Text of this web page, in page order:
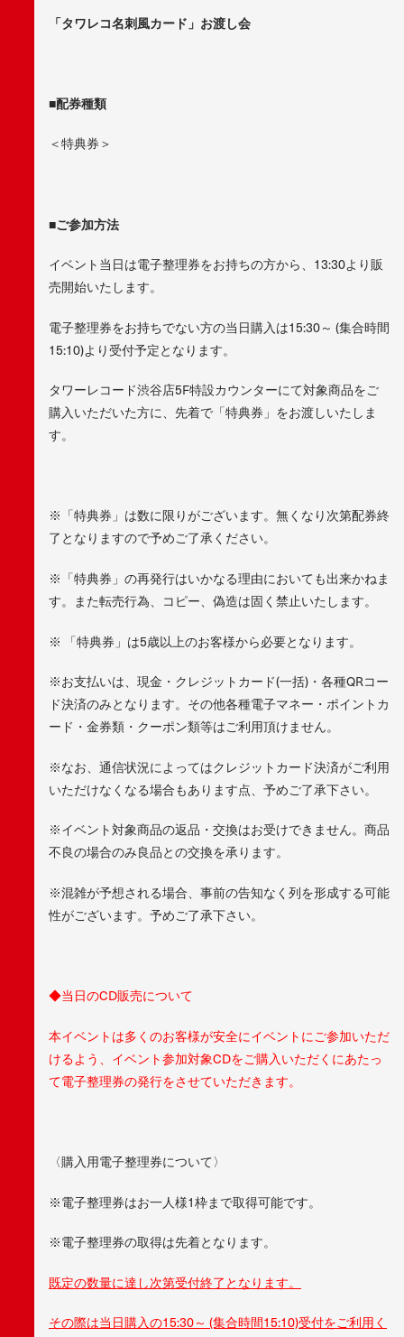
「タワレコ名刺風カード」お渡し会
■配券種類
＜特典券＞
■ご参加方法
イベント当日は電子整理券をお持ちの方から、13:30より販
売開始いたします。
電子整理券をお持ちでない方の当日購入は15:30～ (集合時間
15:10)より受付予定となります。
タワーレコード渋谷店5F特設カウンターにて対象商品をご
購入いただいた方に、先着で「特典券」をお渡しいたしま
す。
※「特典券」は数に限りがございます。無くなり次第配券終
了となりますので予めご了承ください。
※「特典券」の再発行はいかなる理由においても出来かねま
す。また転売行為、コピー、偽造は固く禁止いたします。
※ 「特典券」は5歳以上のお客様から必要となります。
※お支払いは、現金・クレジットカード(一括)・各種QRコー
ド決済のみとなります。その他各種電子マネー・ポイントカ
ード・金券類・クーポン類等はご利用頂けません。
※なお、通信状況によってはクレジットカード決済がご利用
いただけなくなる場合もあります点、予めご了承下さい。
※イベント対象商品の返品・交換はお受けできません。商品
不良の場合のみ良品との交換を承ります。
※混雑が予想される場合、事前の告知なく列を形成する可能
性がございます。予めご了承下さい。
◆当日のCD販売について
本イベントは多くのお客様が安全にイベントにご参加いただ
けるよう、イベント参加対象CDをご購入いただくにあたっ
て電子整理券の発行をさせていただきます。
〈購入用電子整理券について〉
※電子整理券はお一人様1枠まで取得可能です。
※電子整理券の取得は先着となります。
既定の数量に達し次第受付終了となります。
その際は当日購入の15:30～ (集合時間15:10)受付をご利用く